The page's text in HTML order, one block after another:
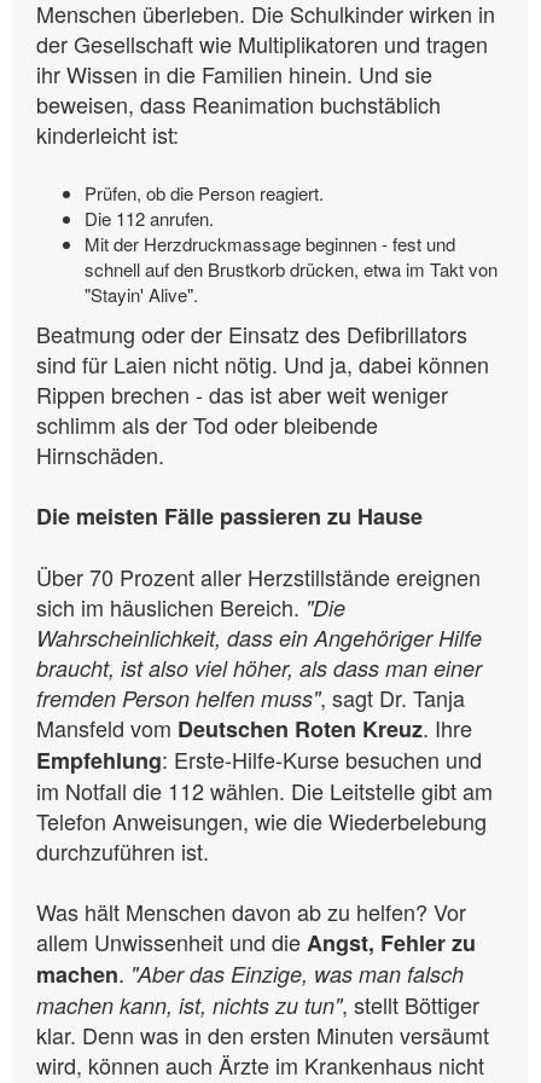
Menschen überleben. Die Schulkinder wirken in
der Gesellschaft wie Multiplikatoren und tragen
ihr Wissen in die Familien hinein. Und sie
beweisen, dass Reanimation buchstäblich
kinderleicht ist:
Prüfen, ob die Person reagiert.
Die 112 anrufen.
Mit der Herzdruckmassage beginnen - fest und
schnell auf den Brustkorb drücken, etwa im Takt von
"Stayin' Alive".
Beatmung oder der Einsatz des Defibrillators
sind für Laien nicht nötig. Und ja, dabei können
Rippen brechen - das ist aber weit weniger
schlimm als der Tod oder bleibende
Hirnschäden.
Die meisten Fälle passieren zu Hause
Über 70 Prozent aller Herzstillstände ereignen
sich im häuslichen Bereich. "Die
Wahrscheinlichkeit, dass ein Angehöriger Hilfe
braucht, ist also viel höher, als dass man einer
fremden Person helfen muss", sagt Dr. Tanja
Mansfeld vom Deutschen Roten Kreuz. Ihre
Empfehlung: Erste-Hilfe-Kurse besuchen und
im Notfall die 112 wählen. Die Leitstelle gibt am
Telefon Anweisungen, wie die Wiederbelebung
durchzuführen ist.
Was hält Menschen davon ab zu helfen? Vor
allem Unwissenheit und dieAngst, Fehler zu
machen. "Aber das Einzige, was man falsch
machen kann, ist, nichts zu tun", stellt Böttiger
klar. Denn was in den ersten Minuten versäumt
wird, können auch Ärzte im Krankenhaus nicht